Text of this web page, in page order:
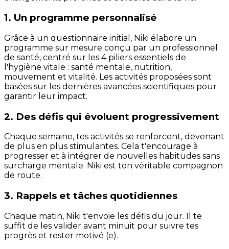
1. Un programme personnalisé
Grâce à un questionnaire initial, Niki élabore un
programme sur mesure conçu par un professionnel
de santé, centré sur les 4 piliers essentiels de
l'hygiène vitale : santé mentale, nutrition,
mouvement et vitalité. Les activités proposées sont
basées sur les dernières avancées scientifiques pour
garantir leur impact.
2. Des défis qui évoluent progressivement
Chaque semaine, tes activités se renforcent, devenant
de plus en plus stimulantes. Cela t'encourage à
progresser et à intégrer de nouvelles habitudes sans
surcharge mentale. Niki est ton véritable compagnon
de route.
3. Rappels et tâches quotidiennes
Chaque matin, Niki t'envoie les défis du jour. Il te
suffit de les valider avant minuit pour suivre tes
progrès et rester motivé (e).